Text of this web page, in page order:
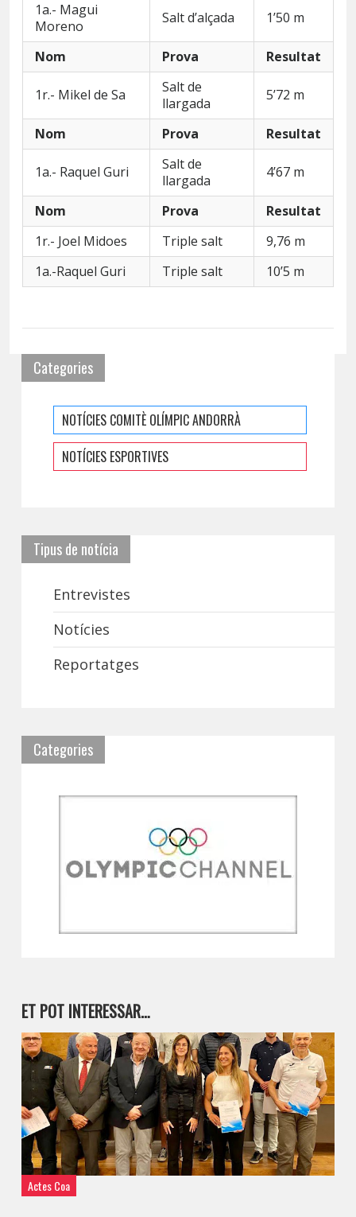
1a.- Magui
Moreno
Salt d’alçada 1’50 m
Nom Prova Resultat
1r.- Mikel de Sa
Salt de
llargada
5’72 m
Nom Prova Resultat
1a.- Raquel Guri
Salt de
llargada
4’67 m
Nom Prova
Resultat
1r.- Joel Midoes
Triple salt
9,76 m
1a.-Raquel Guri
Triple salt 10’5 m
Categories
NOTÍCIES COMITÈ OLÍMPIC ANDORRÀ
NOTÍCIES ESPORTIVES
Tipus de notícia
Entrevistes
Notícies
Reportatges
Categories
ET POT INTERESSAR…
Actes Coa